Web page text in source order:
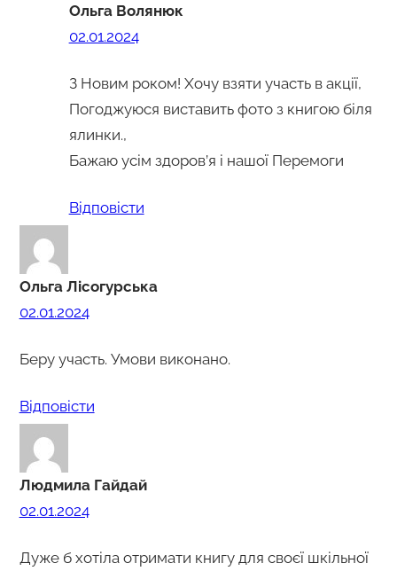
Ольга Волянюк
02.01.2024
З Новим роком! Хочу взяти участь в акції,
Погоджуюся виставить фото з книгою біля
ялинки.,
Бажаю усім здоров’я і нашої Перемоги
Відповіcти
Ольга Лісогурська
02.01.2024
Беру участь. Умови виконано.
Відповіcти
Людмила Гайдай
02.01.2024
Дуже б хотіла отримати книгу для своєї шкільної